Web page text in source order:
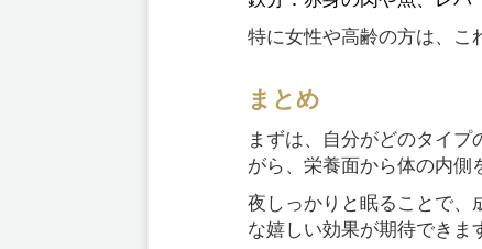
特に女性や高齢の方は、こ
まとめ
まずは、自分がどのタイ
がら、栄養面から体の内側
夜しっかりと眠ることで、
な嬉しい効果が期待できま